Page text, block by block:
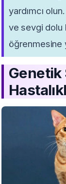
yardımcı
ve sevgi dolu
öğrenmesine
Genetik